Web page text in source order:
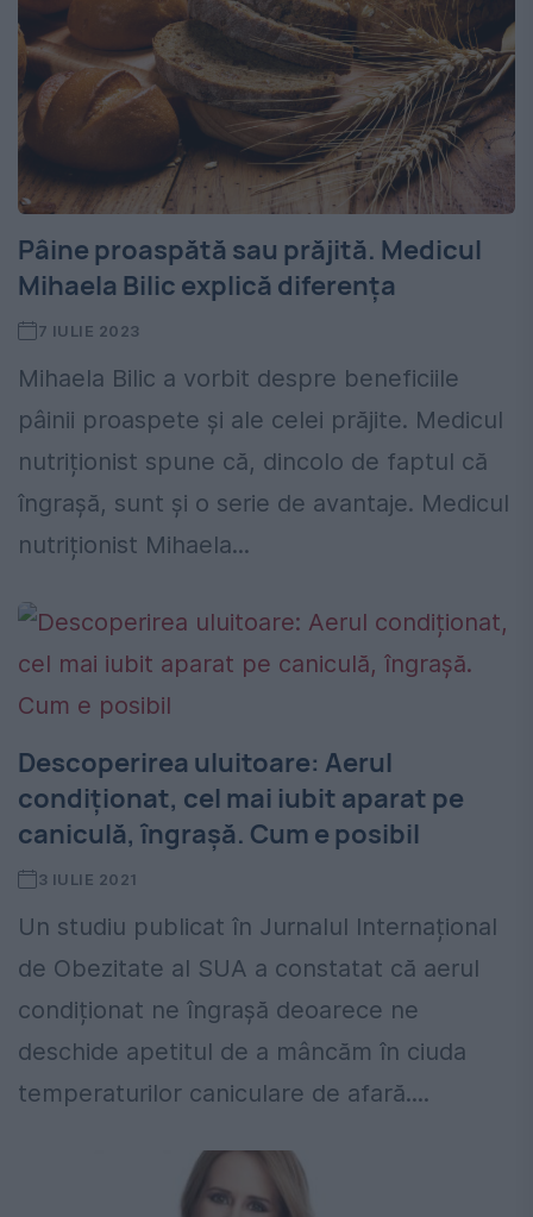
Pâine proaspătă sau prăjită. Medicul
Mihaela Bilic explică diferența
7 IULIE 2023
Mihaela Bilic a vorbit despre beneficiile
pâinii proaspete și ale celei prăjite. Medicul
nutriționist spune că, dincolo de faptul că
îngrașă, sunt şi o serie de avantaje. Medicul
nutriționist Mihaela...
Descoperirea uluitoare: Aerul
condiționat, cel mai iubit aparat pe
caniculă, îngrașă. Cum e posibil
3 IULIE 2021
Un studiu publicat în Jurnalul Internațional
de Obezitate al SUA a constatat că aerul
condiționat ne îngrașă deoarece ne
deschide apetitul de a mâncăm în ciuda
temperaturilor caniculare de afară....